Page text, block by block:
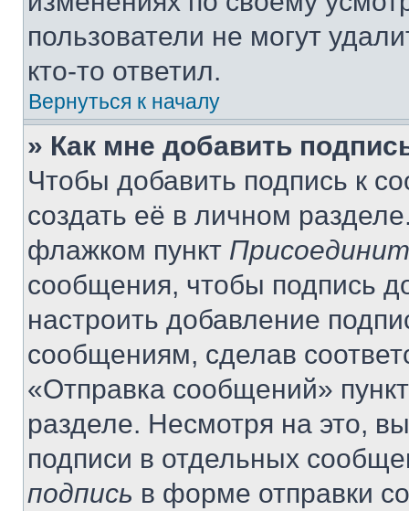
пользователи не могут
кто-то ответил.
Вернуться к началу
» Как мне добавить
Чтобы добавить подпись к
создать её в личном
флажком пункт
сообщения, чтобы подпись
настроить добавление
сообщениям, сделав
«Отправка сообщений»
разделе. Несмотря на это,
подписи в отдельных
подпись в форме отправки